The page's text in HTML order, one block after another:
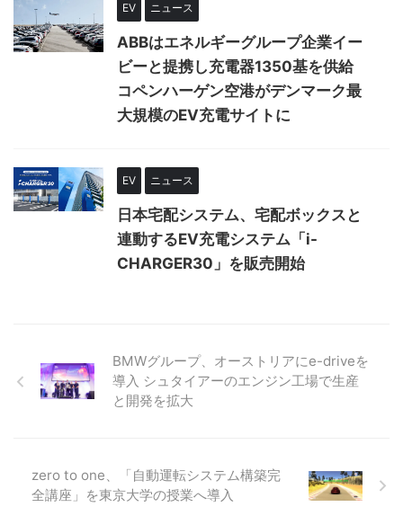
EV ニュース
ABBはエネルギーグループ企業イー
ビーと提携し充電器1350基を供給
コペンハーゲン空港がデンマーク最
大規模のEV充電サイトに
EV ニュース
日本宅配システム、宅配ボックスと
連動するEV充電システム「i-
CHARGER30」を販売開始
BMWグループ、オーストリアにe-driveを
導入 シュタイアーのエンジン工場で生産
と開発を拡大
zero to one、「自動運転システム構築完
全講座」を東京大学の授業へ導入